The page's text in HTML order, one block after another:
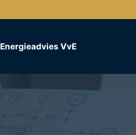
Energieadvies VvE